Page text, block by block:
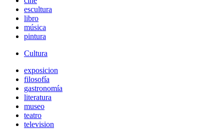
escultura
libro
música
pintura
Cultura
exposicion
filosofía
gastronomía
literatura
museo
teatro
television